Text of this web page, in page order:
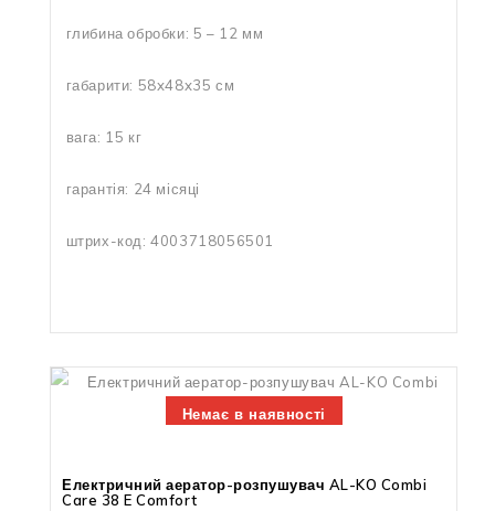
глибина обробки: 5 – 12 мм
габарити: 58x48x35 см
вага: 15 кг
гарантія: 24 місяці
штрих-код: 4003718056501
Немає в наявності
Електричний аератор-розпушувач AL-KO Combi
Care 38 E Comfort